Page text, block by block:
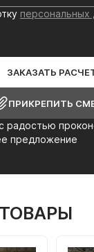
радостью
предложение
персональных
ЗАКАЗАТЬ
ПРИКРЕПИТЬ